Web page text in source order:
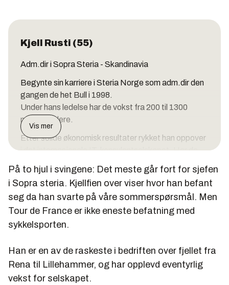
Kjell Rusti (55)
Adm.dir i Sopra Steria - Skandinavia
Begynte sin karriere i Steria Norge som adm.dir den
gangen de het Bull i 1998.
Under hans ledelse har de vokst fra 200 til 1300
medarbeidere.
Etter solide økonomisk resultater rykket han oppover
i det internasjonale IT-konsulentselskapet. Har de
Av utdannelse er han cand.scient. fra Universitet i
Oslo (1985) og siviløkonom fra Handelshøyskolen BI
(1984).
Er tidligere direktør for TietoEnator (nå Tieto),
forsker ved Forsvarets forskningsinstitutt.
Kjell Rusti har vunnet flere priser og ble senest i fjor
høst utropt til årets leder på Dataforeningens
Vis mer
På to hjul i svingene: Det meste går fort for sjefen
i Sopra steria. Kjellfien over viser hvor han befant
seg da han svarte på våre sommerspørsmål. Men
Tour de France er ikke eneste befatning med
sykkelsporten.
Han er en av de raskeste i bedriften over fjellet fra
Rena til Lillehammer, og har opplevd eventyrlig
vekst for selskapet.